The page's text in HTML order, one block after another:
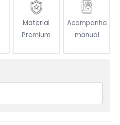
Material
Premium
Acompanha
manual